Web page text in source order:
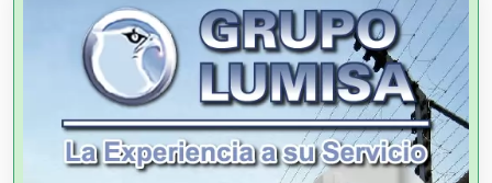
Aire Acondicionado
Alarmas
Albercas